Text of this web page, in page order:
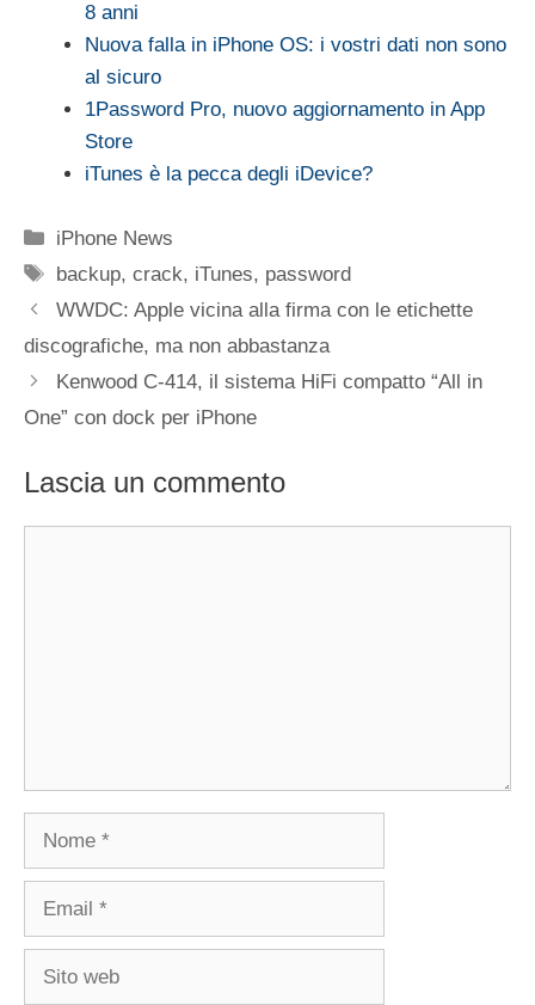
8 anni
Nuova falla in iPhone OS: i vostri dati non sono
al sicuro
1Password Pro, nuovo aggiornamento in App
Store
iTunes è la pecca degli iDevice?
Categorie
iPhone News
Tag
backup,crack, iTunes, password
WWDC: Apple vicina alla firma con le etichette
discografiche, ma non abbastanza
Kenwood C-414, il sistema HiFi compatto “All in
One” con dock per iPhone
Lascia un commento
Nome
Email
Sito